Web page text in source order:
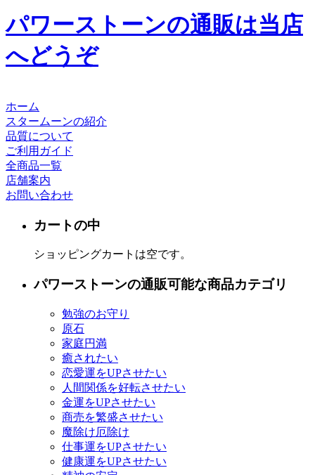
パワーストーンの通販は当店
へどうぞ
ホーム
スタームーンの紹介
品質について
ご利用ガイド
全商品一覧
店舗案内
お問い合わせ
カートの中
ショッピングカートは空です。
パワーストーンの通販可能な商品カテゴリ
勉強のお守り
原石
家庭円満
癒されたい
恋愛運をUPさせたい
人間関係を好転させたい
金運をUPさせたい
商売を繁盛させたい
魔除け厄除け
仕事運をUPさせたい
健康運をUPさせたい